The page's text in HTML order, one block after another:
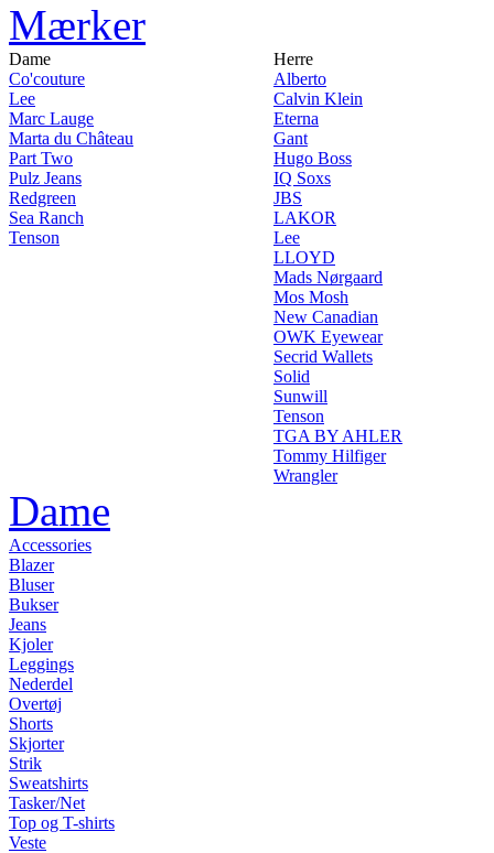
Mærker
Dame
Co'couture
Lee
Marc Lauge
Marta du Château
Part Two
Pulz Jeans
Redgreen
Sea Ranch
Tenson
Herre
Alberto
Calvin Klein
Eterna
Gant
Hugo Boss
IQ Soxs
JBS
LAKOR
Lee
LLOYD
Mads Nørgaard
Mos Mosh
New Canadian
OWK Eyewear
Secrid Wallets
Solid
Sunwill
Tenson
TGA BY AHLER
Tommy Hilfiger
Wrangler
Dame
Accessories
Blazer
Bluser
Bukser
Jeans
Kjoler
Leggings
Nederdel
Overtøj
Shorts
Skjorter
Strik
Sweatshirts
Tasker/Net
Top og T-shirts
Veste